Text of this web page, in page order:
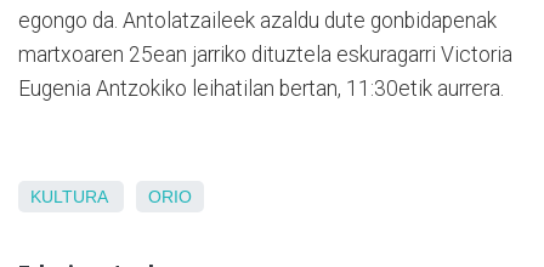
egongo da. Antolatzaileek azaldu dute gonbidapenak
martxoaren 25ean jarriko dituztela eskuragarri Victoria
Eugenia Antzokiko leihatilan bertan, 11:30etik aurrera.
KULTURA ORIO